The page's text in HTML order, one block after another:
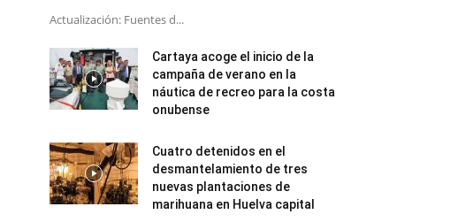
Actualización: Fuentes d...
Cartaya acoge el inicio de la
campaña de verano en la
náutica de recreo para la costa
onubense
Cuatro detenidos en el
desmantelamiento de tres
nuevas plantaciones de
marihuana en Huelva capital